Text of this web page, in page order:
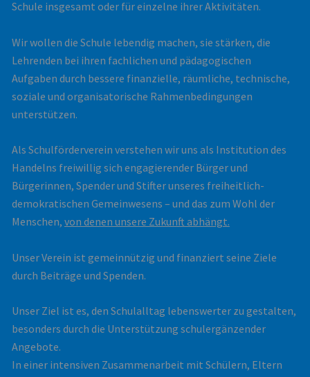
Schule insgesamt oder für einzelne ihrer Aktivitäten.
Wir wollen die Schule lebendig machen, sie stärken, die
Lehrenden bei ihren fachlichen und pädagogischen
Aufgaben durch bessere finanzielle, räumliche, technische,
soziale und organisatorische Rahmenbedingungen
unterstützen.
Als Schulförderverein verstehen wir uns als Institution des
Handelns freiwillig sich engagierender Bürger und
Bürgerinnen, Spender und Stifter unseres freiheitlich-
demokratischen Gemeinwesens – und das zum Wohl der
Menschen, von denen unsere Zukunft abhängt.
Unser Verein ist gemeinnützig und finanziert seine Ziele
durch Beiträge und Spenden.
Unser Ziel ist es, den Schulalltag lebenswerter zu gestalten,
besonders durch die Unterstützung schulergänzender
Angebote.
In einer intensiven Zusammenarbeit mit Schülern, Eltern